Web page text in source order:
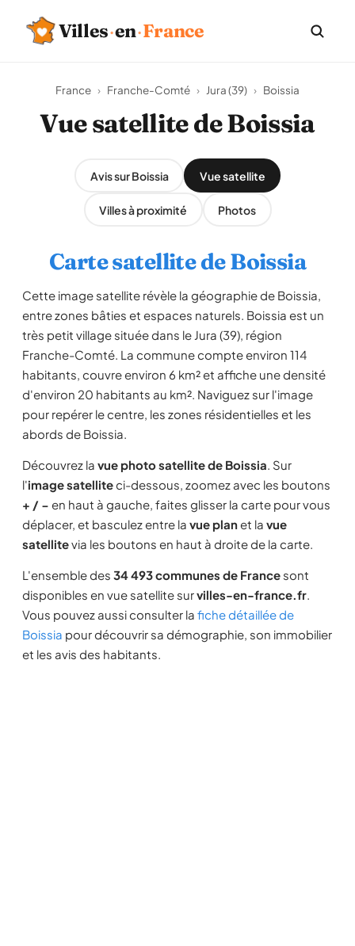
Villes·en·France
France › Franche-Comté › Jura (39) › Boissia
Vue satellite de Boissia
Avis sur Boissia Vue satellite
Villes à proximité Photos
Carte satellite de Boissia
Cette image satellite révèle la géographie de Boissia,
entre zones bâties et espaces naturels. Boissia est un
très petit village située dans le Jura (39), région
Franche-Comté. La commune compte environ 114
habitants, couvre environ 6 km² et affiche une densité
d'environ 20 habitants au km². Naviguez sur l'image
pour repérer le centre, les zones résidentielles et les
abords de Boissia.
Découvrez la vue photo satellite de Boissia. Sur
l'image satelliteci-dessous, zoomez avec les boutons
+ / − en haut à gauche, faites glisser la carte pour vous
déplacer, et basculez entre la vue planet la vue
satellitevia les boutons en haut à droite de la carte.
L'ensemble des 34 493 communes de France sont
disponibles en vue satellite survilles-en-france.fr.
Vous pouvez aussi consulter la fiche détaillée de
Boissia pour découvrir sa démographie, son immobilier
et les avis des habitants.